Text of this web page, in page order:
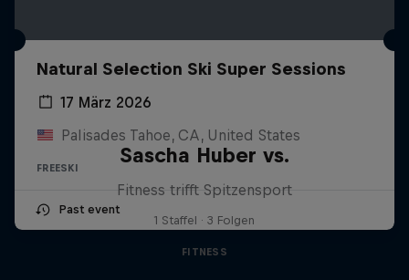
Natural Selection Ski Super Sessions
17 März 2026
Palisades Tahoe, CA, United States
FREESKI
Past event
Sascha Huber vs.
Fitness trifft Spitzensport
1 Staffel · 3 Folgen
FITNESS